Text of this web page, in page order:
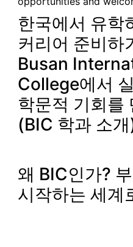
한국에서 유학
커리어 준비하
Busan
College에서
학문적 기회를
(BIC 학과 소개
왜 BIC인가?
시작하는 세계